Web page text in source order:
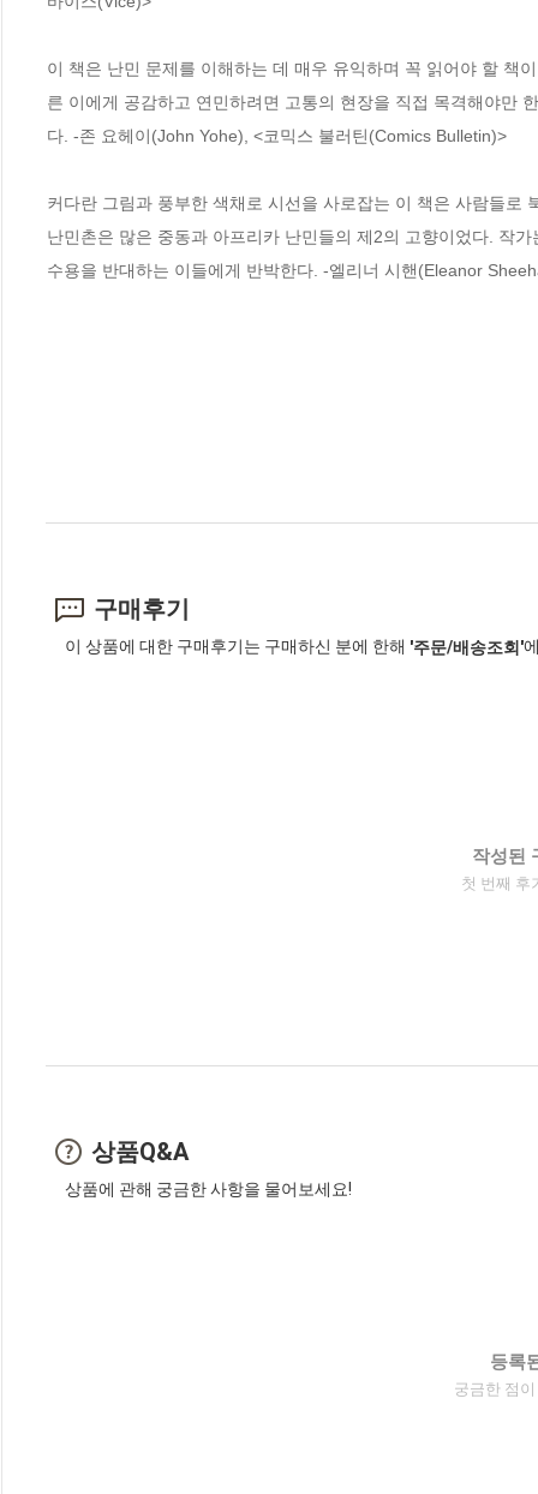
이 책은 난민 문제를 이해하는 데 매우 유익하며 꼭 읽어야 할 책
른 이에게 공감하고 연민하려면 고통의 현장을 직접 목격해야만
다. -존 요헤이(John Yohe), <코믹스 불러틴(Comics Bulletin)>
커다란 그림과 풍부한 색채로 시선을 사로잡는 이 책은 사람들
난민촌은 많은 중동과 아프리카 난민들의 제2의 고향이었다. 작
수용을 반대하는 이들에게 반박한다. -엘리너 시핸(Eleanor
구매후기
이 상품에 대한 구매후기는 구매하신 분에 한해 '주문/배송조회'
작성된
첫 번째 후
상품Q&A
상품에 관해 궁금한 사항을 물어보세요!
등록
궁금한 점